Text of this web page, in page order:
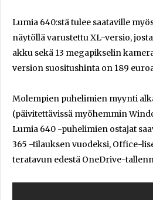
Lumia 640:stä tulee saataville
näytöllä varustettu XL-versio,
akku sekä 13 megapikselin
version suositushinta on 189
Molempien puhelimien myynti
(päivitettävissä myöhemmin
Lumia 640 -puhelimien ostajat
365 -tilauksen vuodeksi, Office-
teratavun edestä OneDrive-